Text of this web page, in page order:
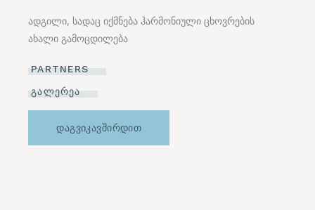
ადგილი, სადაც იქმნება ჰარმონიული ცხოვრების
ახალი გამოცდილება
PARTNERS
ᲒᲐᲚᲔᲠᲔᲐ
ᲓᲐᲒᲕᲘᲙᲐᲕᲨᲘᲠᲓᲘᲗ